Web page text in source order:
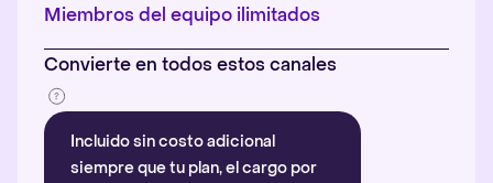
Miembros del equipo ilimitados
Convierte en todos estos canales
Incluido sin costo adicional
siempre que tu plan, el cargo por